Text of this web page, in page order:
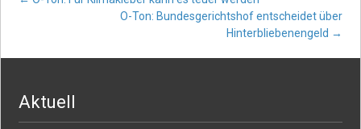
Post
navigation
O-Ton: Bundesgerichtshof entscheidet über
Hinterbliebenengeld →
Aktuell